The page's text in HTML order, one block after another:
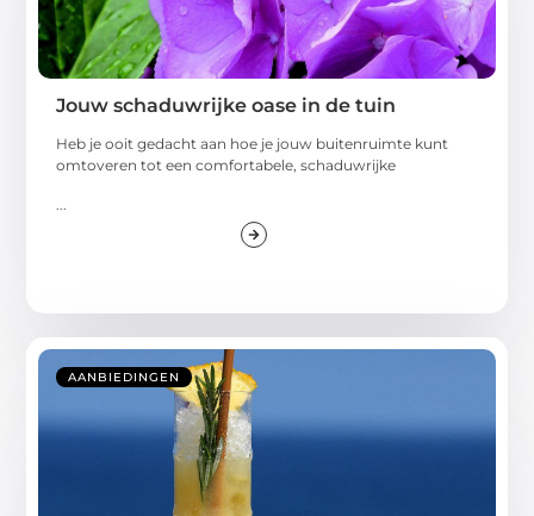
Jouw schaduwrijke oase in de tuin
Heb je ooit gedacht aan hoe je jouw buitenruimte kunt
omtoveren tot een comfortabele, schaduwrijke
AANBIEDINGEN